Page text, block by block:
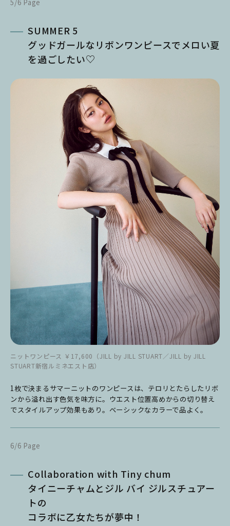
5/6 Page
SUMMER 5
グッドガールなリボンワンピースでメロい夏
を過ごしたい♡
ニットワンピース ￥17,600（JILL by JILL STUART／JILL by JILL
STUART新宿ルミネエスト店）
1枚で決まるサマーニットのワンピースは、テロリとたらしたリボ
ンから溢れ出す色気を味方に。ウエスト位置高めからの切り替え
でスタイルアップ効果もあり。ベーシックなカラーで品よく。
6/6 Page
Collaboration with Tiny chum
タイニーチャムとジル バイ ジルスチュアー
トの
コラボに乙女たちが夢中！